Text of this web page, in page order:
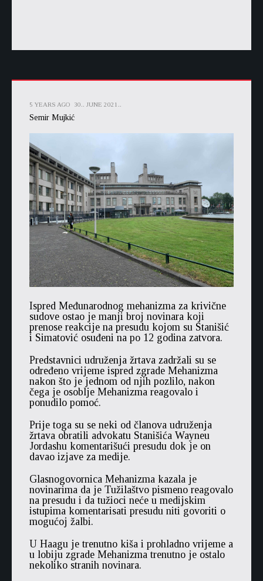
5 YEARS AGO 30.. JUNE 2021..
Semir Mujkić
Ispred Međunarodnog mehanizma za krivične
sudove ostao je manji broj novinara koji
prenose reakcije na presudu kojom su Stanišić
i Simatović osuđeni na po 12 godina zatvora.
Predstavnici udruženja žrtava zadržali su se
određeno vrijeme ispred zgrade Mehanizma
nakon što je jednom od njih pozlilo, nakon
čega je osoblje Mehanizma reagovalo i
ponudilo pomoć.
Prije toga su se neki od članova udruženja
žrtava obratili advokatu Stanišića Wayneu
Jordashu komentarišući presudu dok je on
davao izjave za medije.
Glasnogovornica Mehanizma kazala je
novinarima da je Tužilaštvo pismeno reagovalo
na presudu i da tužioci neće u medijskim
istupima komentarisati presudu niti govoriti o
mogućoj žalbi.
U Haagu je trenutno kiša i prohladno vrijeme a
u lobiju zgrade Mehanizma trenutno je ostalo
nekoliko stranih novinara.